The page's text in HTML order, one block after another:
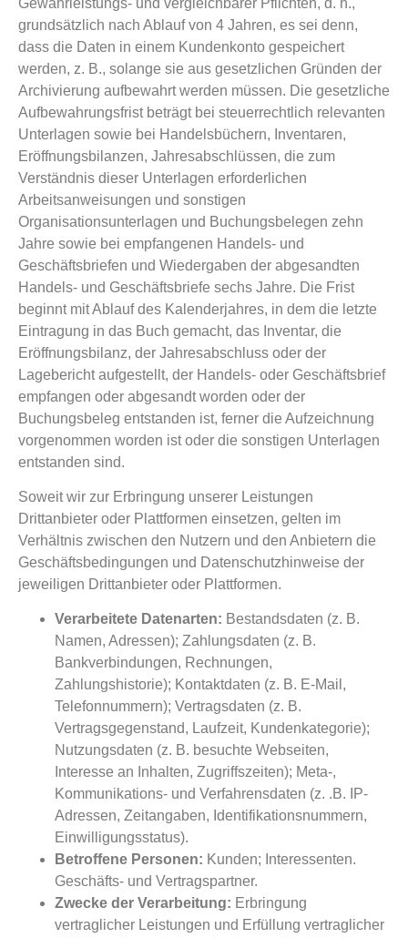
grundsätzlich nach Ablauf von 4 Jahren, es sei denn,
dass die Daten in einem Kundenkonto gespeichert
werden, z. B., solange sie aus gesetzlichen Gründen der
Archivierung aufbewahrt werden müssen. Die gesetzliche
Aufbewahrungsfrist beträgt bei steuerrechtlich relevanten
Unterlagen sowie bei Handelsbüchern, Inventaren,
Eröffnungsbilanzen, Jahresabschlüssen, die zum
Verständnis dieser Unterlagen erforderlichen
Arbeitsanweisungen und sonstigen
Organisationsunterlagen und Buchungsbelegen zehn
Jahre sowie bei empfangenen Handels- und
Geschäftsbriefen und Wiedergaben der abgesandten
Handels- und Geschäftsbriefe sechs Jahre. Die Frist
beginnt mit Ablauf des Kalenderjahres, in dem die letzte
Eintragung in das Buch gemacht, das Inventar, die
Eröffnungsbilanz, der Jahresabschluss oder der
Lagebericht aufgestellt, der Handels- oder Geschäftsbrief
empfangen oder abgesandt worden oder der
Buchungsbeleg entstanden ist, ferner die Aufzeichnung
vorgenommen worden ist oder die sonstigen Unterlagen
entstanden sind.
Soweit wir zur Erbringung unserer Leistungen
Drittanbieter oder Plattformen einsetzen, gelten im
Verhältnis zwischen den Nutzern und den Anbietern die
Geschäftsbedingungen und Datenschutzhinweise der
jeweiligen Drittanbieter oder Plattformen.
Verarbeitete Datenarten: Bestandsdaten (z. B.
Namen, Adressen); Zahlungsdaten (z. B.
Bankverbindungen, Rechnungen,
Zahlungshistorie); Kontaktdaten (z. B. E-Mail,
Telefonnummern); Vertragsdaten (z. B.
Vertragsgegenstand, Laufzeit, Kundenkategorie);
Nutzungsdaten (z. B. besuchte Webseiten,
Interesse an Inhalten, Zugriffszeiten); Meta-,
Kommunikations- und Verfahrensdaten (z. .B. IP-
Adressen, Zeitangaben, Identifikationsnummern,
Einwilligungsstatus).
Betroffene Personen: Kunden; Interessenten.
Geschäfts- und Vertragspartner.
Zwecke der Verarbeitung: Erbringung
vertraglicher Leistungen und Erfüllung vertraglicher